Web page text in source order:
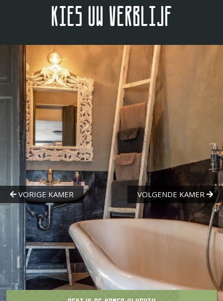
Kies uw verblijf